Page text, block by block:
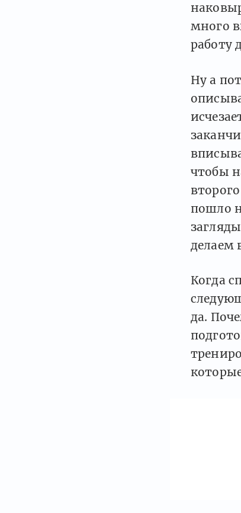
много
работу
Ну а
чтобы
пошло
делаем
Когда
да.